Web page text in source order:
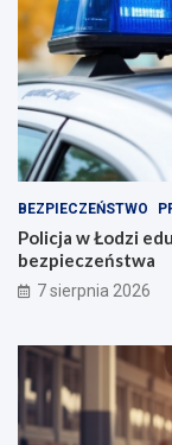
BEZPIECZEŃSTWO
Policja w Łodzi
bezpieczeństwa
7 sierpnia 2026